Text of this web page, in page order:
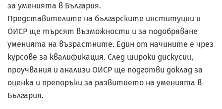
за уменията в България.
Представителите на българските институции и
ОИСР ще търсят възможности и за подобряване
уменията на възрастните. Един от начините е чрез
курсове за квалификация. След широки дискусии,
проучвания и анализи ОИСР ще подготви доклад за
оценка и препоръки за развитието на уменията в
България.